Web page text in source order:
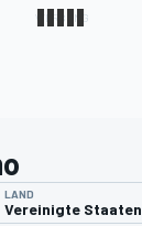
LAND
Vereinigte Staaten